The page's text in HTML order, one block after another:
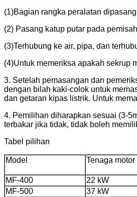
(1)Bagian rangka peralatan
(2) Pasang katup putar pada
(3)Terhubung ke air, pipa, dan
(4)Untuk memeriksa apakah sekrup
3. Setelah pemasangan dan
dengan bilah kaki-colok untuk
dan getaran kipas listrik. Untuk
4. Pemilihan diharapkan sesuai (3-
terbakar jika tidak, tidak boleh
Tabel pilihan
Model Tenaga motor
MF-400 22 kW
MF-500
37 kW